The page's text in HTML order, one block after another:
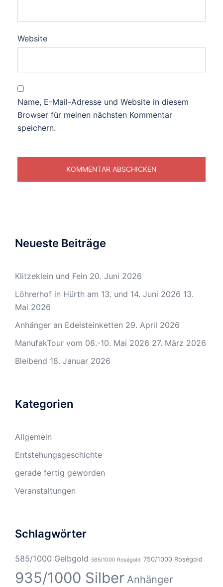
Website
Name, E-Mail-Adresse und Website in diesem
Browser für meinen nächsten Kommentar
speichern.
Neueste Beiträge
Klitzeklein und Fein 20. Juni 2026
Löhrerhof in Hürth am 13. und 14. Juni 2026 13.
Mai 2026
Anhänger an Edelsteinketten 29. April 2026
ManufakTour vom 08.-10. Mai 2026 27. März 2026
Bleibend 18. Januar 2026
Kategorien
Allgemein
Entstehungsgeschichte
gerade fertig geworden
Veranstaltungen
Schlagwörter
585/1000 Gelbgold 585/1000 Roségold 750/1000 Roségold
935/1000 Silber Anhänger